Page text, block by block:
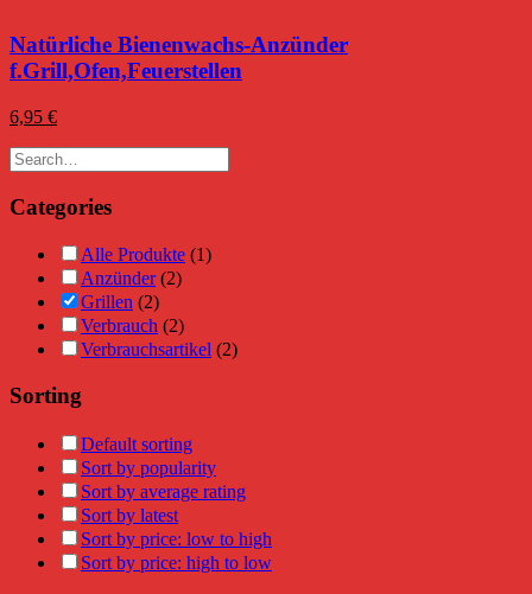
Natürliche Bienenwachs-Anzünder
f.Grill,Ofen,Feuerstellen
6,95 €
Categories
Alle Produkte (1)
Anzünder (2)
Grillen (2)
Verbrauch (2)
Verbrauchsartikel (2)
Sorting
Default sorting
Sort by popularity
Sort by average rating
Sort by latest
Sort by price: low to high
Sort by price: high to low